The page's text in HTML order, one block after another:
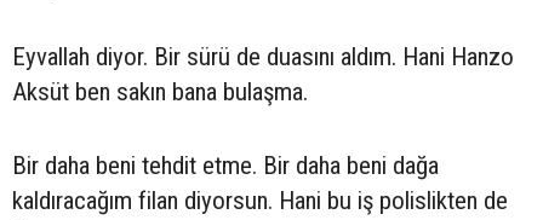
Eyvallah diyor. Bir sürü de duasını aldım. Hani Hanzo
Aksüt ben sakın bana bulaşma.
Bir daha beni tehdit etme. Bir daha beni dağa
kaldıracağım filan diyorsun. Hani bu iş polislikten de